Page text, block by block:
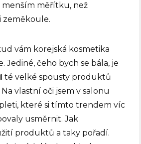
menším měřítku, než
zeměkoule.
vám korejská kosmetika
Jediné, čeho bych se bála, je
té velké spousty produktů
vlastní oči jsem v salonu
které si tímto trendem víc
usměrnit. Jak
produktů a taky pořadí.